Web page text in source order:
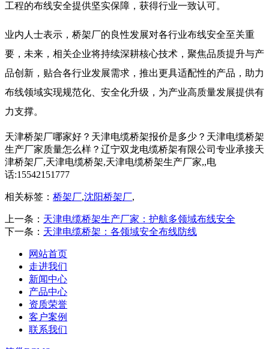
工程的布线安全提供坚实保障，获得行业一致认可。
业内人士表示，桥架厂的良性发展对各行业布线安全至关重
要，未来，相关企业将持续深耕核心技术，聚焦品质提升与产
品创新，贴合各行业发展需求，推出更具适配性的产品，助力
布线领域实现规范化、安全化升级，为产业高质量发展提供有
力支撑。
天津桥架厂哪家好？天津电缆桥架报价是多少？天津电缆桥架
生产厂家质量怎么样？辽宁双龙电缆桥架有限公司专业承接天
津桥架厂,天津电缆桥架,天津电缆桥架生产厂家,,电
话:15542151777
相关标签： 桥架厂,沈阳桥架厂,
上一条： 天津电缆桥架生产厂家：护航多领域布线安全
下一条： 天津电缆桥架：各领域安全布线防线
网站首页
走进我们
新闻中心
产品中心
资质荣誉
客户案例
联系我们